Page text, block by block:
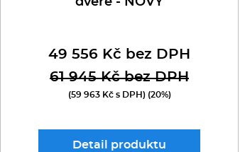
49 556 Kč bez DPH
61 945 Kč bez DPH
(59 963 Kč s DPH) (20%)
Detail produktu